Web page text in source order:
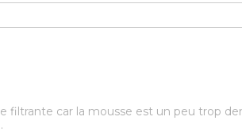
filtrante car la mousse est un peu trop